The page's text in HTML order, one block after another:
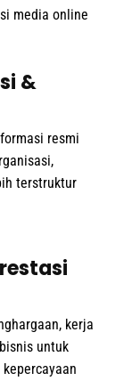
media online
&
resmi
terstruktur
kerja
untuk